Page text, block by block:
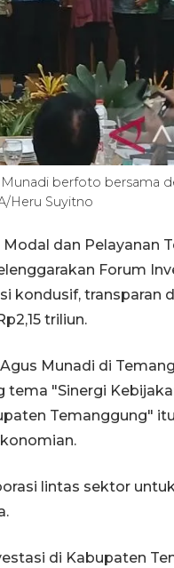
berfoto bersama
Heru Suyitno
dan Pelayanan
Forum
kondusif, transparan
triliun.
Munadi di
"Sinergi
Temanggung"
lintas sektor
di Kabupaten